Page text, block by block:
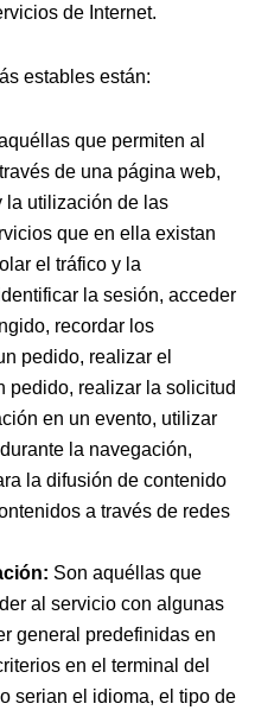
de Internet.
estables están:
que permiten al
de una página web,
la utilización de las
que en ella existan
el tráfico y la
la sesión, acceder
recordar los
pedido, realizar el
pedido, realizar la solicitud
en un evento, utilizar
la navegación,
la difusión de contenido
a través de redes
Son aquéllas que
al servicio con algunas
general predefinidas en
en el terminal del
serian el idioma, el tipo de